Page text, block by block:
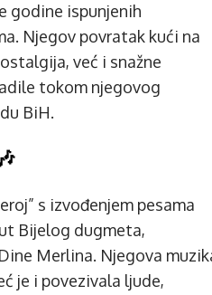
godine ispunjenih
Njegov povratak kući na
već i snažne
tokom njegovog
BiH.
s izvođenjem pesama
Bijelog dugmeta,
Merlina. Njegova
je i povezivala ljude,